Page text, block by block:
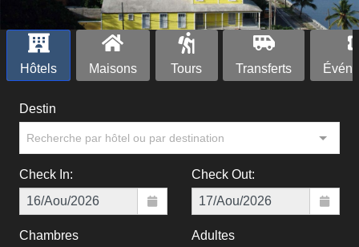
Hôtels Maisons Tours Transferts
Destin
Recherche par hôtel ou par destination
Check In: Check Out:
Chambres Adultes